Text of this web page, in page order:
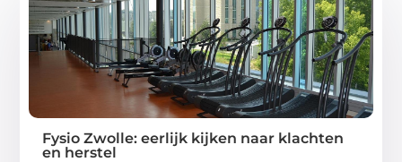
Fysio Zwolle: eerlijk kijken naar klachten
en herstel